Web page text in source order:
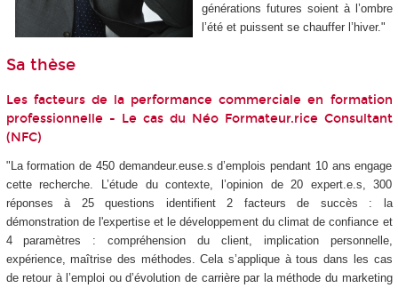
générations futures soient à l’ombre
l’été et puissent se chauffer l’hiver."
Sa thèse
Les facteurs de la performance commerciale en formation
professionnelle - Le cas du Néo Formateur.rice Consultant
(NFC)
"La formation de 450 demandeur.euse.s d’emplois pendant 10 ans engage
cette recherche. L’étude du contexte, l’opinion de 20 expert.e.s, 300
réponses à 25 questions identifient 2 facteurs de succès : la
démonstration de l'expertise et le développement du climat de confiance et
4 paramètres : compréhension du client, implication personnelle,
expérience, maîtrise des méthodes. Cela s’applique à tous dans les cas
de retour à l’emploi ou d’évolution de carrière par la méthode du marketing